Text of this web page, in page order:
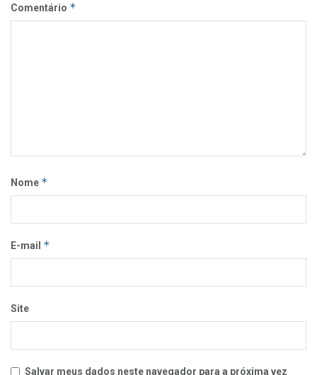
Comentário *
Nome *
E-mail *
Site
Salvar meus dados neste navegador para a próxima vez